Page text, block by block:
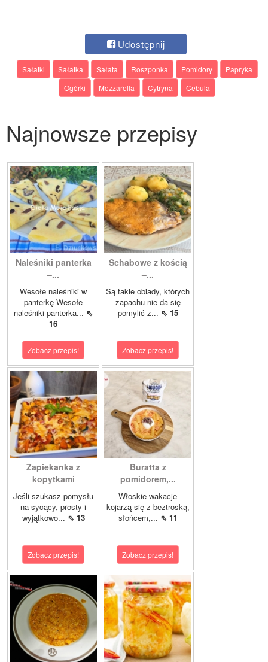
Udostępnij
Sałatki Sałatka Sałata Roszponka Pomidory
Papryka
Ogórki
Mozzarella Cytryna Cebula
Najnowsze przepisy
Naleśniki panterka
–...
Wesołe naleśniki w
panterkę Wesołe
naleśniki panterka... ⇖
16
Zobacz przepis!
Schabowe z kością
–...
Są takie obiady, których
zapachu nie da się
pomylić z... ⇖ 15
Zobacz przepis!
Zapiekanka z
kopytkami
Jeśli szukasz pomysłu
na sycący, prosty i
wyjątkowo... ⇖ 13
Zobacz przepis!
Buratta z
pomidorem,...
Włoskie wakacje
kojarzą się z beztroską,
słońcem,... ⇖ 11
Zobacz przepis!